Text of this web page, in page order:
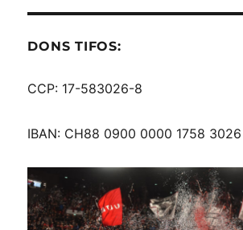
DONS TIFOS:
CCP: 17-583026-8
IBAN: CH88 0900 0000 1758